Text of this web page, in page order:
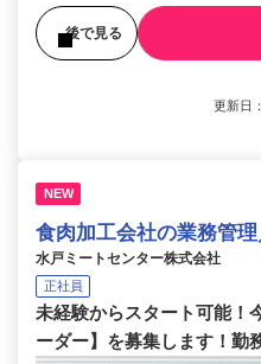
後で見る
更新日
NEW
食肉加工会社の業務管
水戸ミートセンター株式会社
正社員
未経験からスタート可能！
ーダー】を募集します！勤